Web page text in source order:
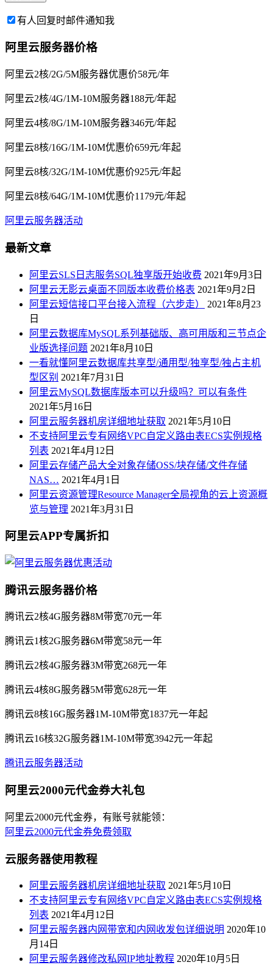
有人回复时邮件通知我
阿里云服务器价格
阿里云2核/2G/5M服务器优惠价58元/年
阿里云2核/4G/1M-10M服务器188元/年起
阿里云4核/8G/1M-10M服务器346元/年起
阿里云8核/16G/1M-10M优惠价659元/年起
阿里云8核/32G/1M-10M优惠价925元/年起
阿里云8核/64G/1M-10M优惠价1179元/年起
阿里云服务器活动
最新文章
阿里云SLS日志服务SQL独享版开始收费 2021年9月3日
阿里云无影云桌面不同版本收费价格表 2021年9月2日
阿里云短信接口平台接入流程（六步走）
2021年8月23
日
阿里云数据库MySQL系列基础版、高可用版和三节点企
业版选择问题 2021年8月10日
一看就懂阿里云数据库共享型/通用型/独享型/独占主机
型区别 2021年7月31日
阿里云MySQL数据库版本可以升级吗？可以有条件
2021年5月16日
阿里云服务器机房详细地址获取 2021年5月10日
不支持阿里云专有网络VPC自定义路由表ECS实例规格
列表 2021年4月12日
阿里云存储产品大全对象存储OSS/块存储/文件存储
NAS… 2021年4月1日
阿里云资源管理Resource Manager全局视角的云上资源概
览与管理 2021年3月31日
阿里云APP专属折扣
腾讯云服务器价格
腾讯云2核4G服务器8M带宽70元一年
腾讯云1核2G服务器6M带宽58元一年
腾讯云2核4G服务器3M带宽268元一年
腾讯云4核8G服务器5M带宽628元一年
腾讯云8核16G服务器1M-10M带宽1837元一年起
腾讯云16核32G服务器1M-10M带宽3942元一年起
腾讯云服务器活动
阿里云2000元代金券大礼包
阿里云2000元代金券，有账号就能领：
阿里云2000元代金券免费领取
云服务器使用教程
阿里云服务器机房详细地址获取 2021年5月10日
不支持阿里云专有网络VPC自定义路由表ECS实例规格
列表 2021年4月12日
阿里云服务器内网带宽和内网收发包详细说明 2020年10
月14日
阿里云服务器修改私网IP地址教程 2020年10月5日